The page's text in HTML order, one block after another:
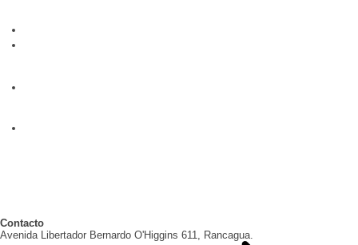
Contacto
Avenida Libertador Bernardo O'Higgins 611, Rancagua.